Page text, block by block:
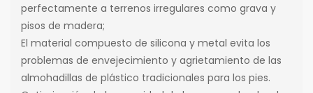
perfectamente a terrenos irregulares como grava y
pisos de madera;
El material compuesto de silicona y metal evita los
problemas de envejecimiento y agrietamiento de las
almohadillas de plástico tradicionales para los pies.